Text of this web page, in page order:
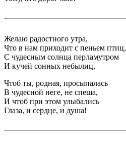
Желаю радостного утра,
Что в нам приходит с пеньем птиц,
С чудесным солнца перламутром
И кучей сонных небылиц,
Чтоб ты, родная, просыпалась
В чудесной неге, не спеша,
И чтоб при этом улыбались
Глаза, и сердце, и душа!